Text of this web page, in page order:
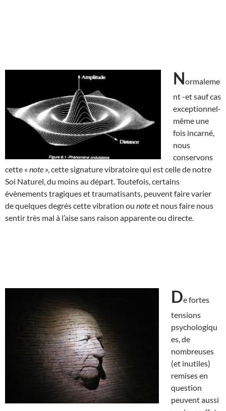
Normaleme
nt -et sauf cas
exceptionnel-
même une
fois incarné,
nous
conservons
cette « note », cette signature vibratoire qui est celle de notre
Soi Naturel, du moins au départ. Toutefois, certains
évènements tragiques et traumatisants, peuvent faire varier
de quelques degrés cette vibration ou noteet nous faire nous
sentir très mal à l’aise sans raison apparente ou directe.
De fortes
tensions
psychologiqu
es, de
nombreuses
(et inutiles)
remises en
question
peuvent aussi